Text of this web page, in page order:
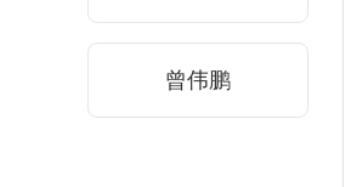
曾伟鹏